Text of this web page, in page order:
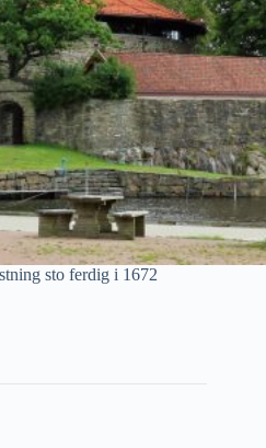
sto ferdig i 1672